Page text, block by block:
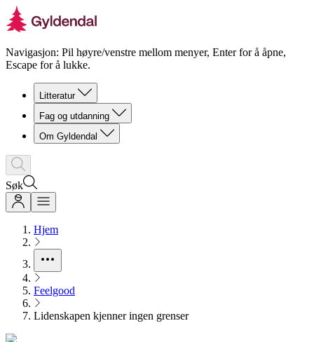
Navigasjon: Pil høyre/venstre mellom menyer, Enter for å åpne,
Escape for å lukke.
Litteratur
Fag og utdanning
Om Gyldendal
Søk
Hjem
Feelgood
Lidenskapen kjenner ingen grenser